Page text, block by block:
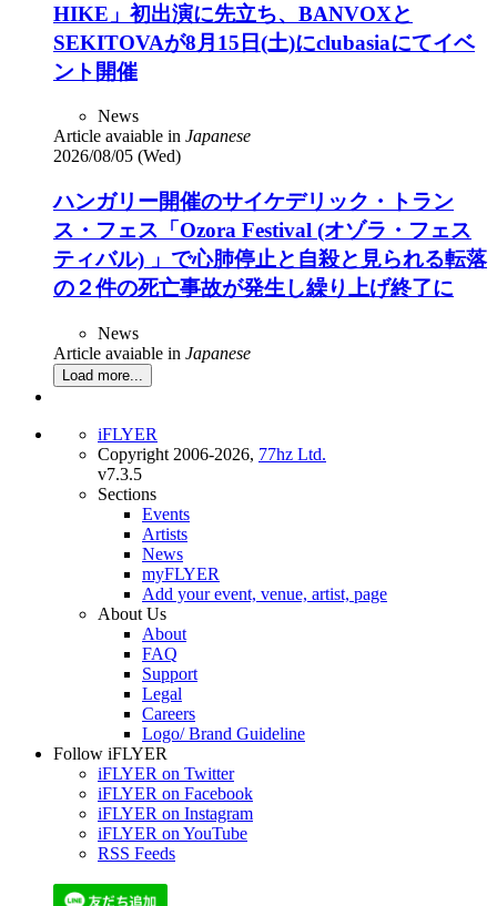
HIKE」初出演に先立ち、BANVOXと
SEKITOVAが8月15日(土)にclubasiaにてイベ
ント開催
News
Article avaiable in Japanese
2026/08/05 (Wed)
ハンガリー開催のサイケデリック・トラン
ス・フェス「Ozora Festival (オゾラ・フェス
ティバル) 」で心肺停止と自殺と見られる転落
の２件の死亡事故が発生し繰り上げ終了に
News
Article avaiable in Japanese
Load more...
iFLYER
Copyright 2006-2026, 77hz Ltd.
v7.3.5
Sections
Events
Artists
News
myFLYER
Add your event, venue, artist, page
About Us
About
FAQ
Support
Legal
Careers
Logo/ Brand Guideline
Follow iFLYER
iFLYER on Twitter
iFLYER on Facebook
iFLYER on Instagram
iFLYER on YouTube
RSS Feeds